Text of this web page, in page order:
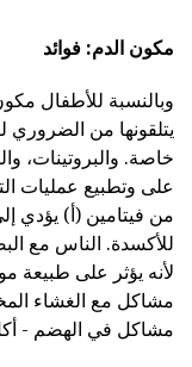
مكون الدم: فوائد
وبالنسبة للأطفال
يتلقونها من الضروري
خاصة. والبروتينات،
على وتطبيع عمليات
من فيتامين (أ) يؤدي
للأكسدة. الناس مع
لأنه يؤثر على طبيعة
مشاكل مع الغشاء
مشاكل في الهضم -